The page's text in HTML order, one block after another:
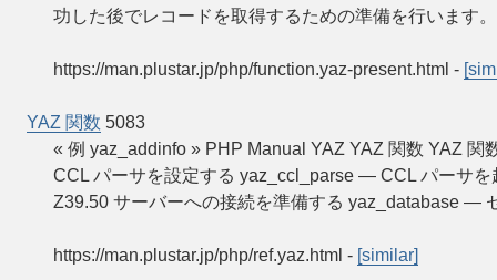
功した後でレコードを取得するための準備を行います
https://man.plustar.jp/php/function.yaz-present.html -
YAZ 関数 5083
« 例 yaz_addinfo » PHP Manual YAZ YAZ 関数 YAZ
CCL パーサを設定する yaz_ccl_parse — CCL パーサ
Z39.50 サーバーへの接続を準備する yaz_database —
https://man.plustar.jp/php/ref.yaz.html - [similar]